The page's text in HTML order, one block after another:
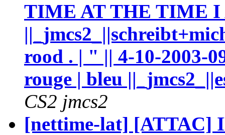
TIME AT THE TIME I
rood . | " || 4-10-2003-
rouge | bleu
CS2 jmcs2
[nettime-lat] [ATTAC]